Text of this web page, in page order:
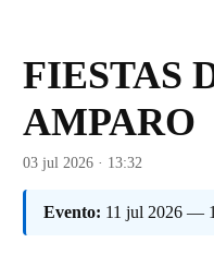
FIESTAS
AMPARO
03 jul 2026 · 13:32
Evento: 11 jul 2026 —